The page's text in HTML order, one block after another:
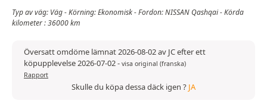
Typ av väg: Väg - Körning: Ekonomisk - Fordon: NISSAN Qashqai - Körda
kilometer : 36000 km
Översatt omdöme lämnat 2026-08-02 av JC efter ett
köpupplevelse 2026-07-02- visa original (franska)
Rapport
Skulle du köpa dessa däck igen ? JA